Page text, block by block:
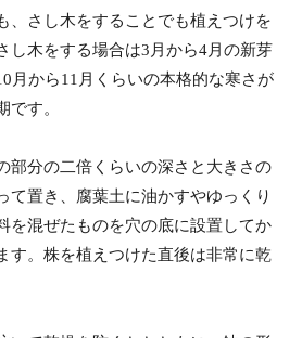
、さし木をすることでも植えつけを
し木をする場合は3月から4月の新芽
月から11月くらいの本格的な寒さが
です。
部分の二倍くらいの深さと大きさの
て置き、腐葉土に油かすやゆっくり
を混ぜたものを穴の底に設置してか
す。株を植えつけた直後は非常に乾